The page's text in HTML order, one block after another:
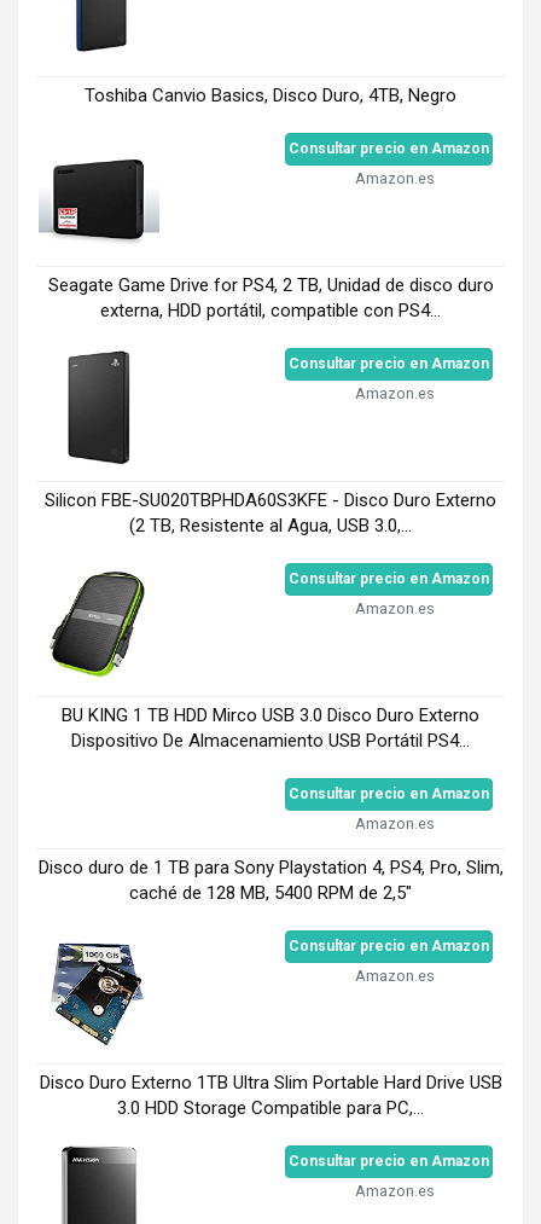
Toshiba Canvio Basics, Disco Duro, 4TB, Negro
Consultar precio en Amazon
Amazon.es
Seagate Game Drive for PS4, 2 TB, Unidad de disco duro
externa, HDD portátil, compatible con PS4...
Consultar precio en Amazon
Amazon.es
Silicon FBE-SU020TBPHDA60S3KFE - Disco Duro Externo
(2 TB, Resistente al Agua, USB 3.0,...
Consultar precio en Amazon
Amazon.es
BU KING 1 TB HDD Mirco USB 3.0 Disco Duro Externo
Dispositivo De Almacenamiento USB Portátil PS4...
Consultar precio en Amazon
Amazon.es
Disco duro de 1 TB para Sony Playstation 4, PS4, Pro, Slim,
caché de 128 MB, 5400 RPM de 2,5"
Consultar precio en Amazon
Amazon.es
Disco Duro Externo 1TB Ultra Slim Portable Hard Drive USB
3.0 HDD Storage Compatible para PC,...
Consultar precio en Amazon
Amazon.es